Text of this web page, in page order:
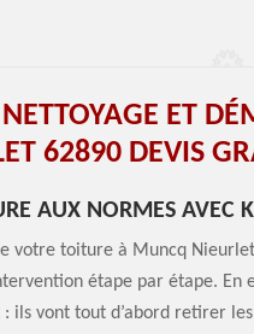
ET
62890 DEVIS
AUX NORMES AVEC
votre toiture à Muncq
étape par étape. En
ils vont tout d’abord retirer